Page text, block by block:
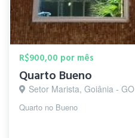
R$900,00 por mês
Quarto Bueno
Setor Marista, Goiânia - GO
Quarto no Bueno